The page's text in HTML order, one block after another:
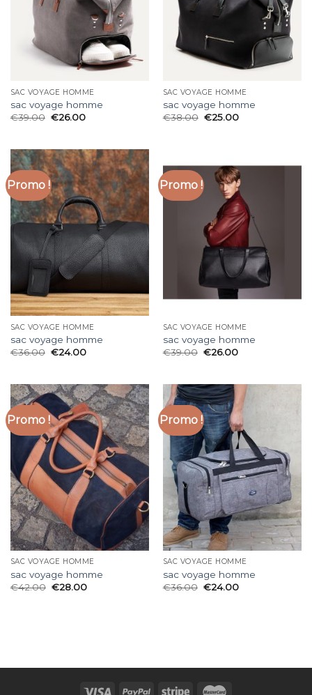
SAC VOYAGE HOMME
sac voyage homme
€39.00 €26.00
SAC VOYAGE HOMME
sac voyage homme
€38.00 €25.00
Promo !
SAC VOYAGE HOMME
sac voyage homme
€36.00 €24.00
Promo !
SAC VOYAGE HOMME
sac voyage homme
€39.00 €26.00
Promo !
SAC VOYAGE HOMME
sac voyage homme
€42.00 €28.00
Promo !
SAC VOYAGE HOMME
sac voyage homme
€36.00 €24.00